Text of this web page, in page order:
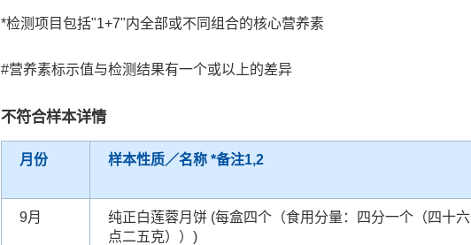
*检测项目包括"1+7"内全部或不同组合的核心营养素
#营养素标示值与检测结果有一个或以上的差异
不符合样本详情
月份 样本性质／名称 *备注1,2
9月
纯正白莲蓉月饼 (每盒四个（食用分量：四分一个（四十六
点二五克））)